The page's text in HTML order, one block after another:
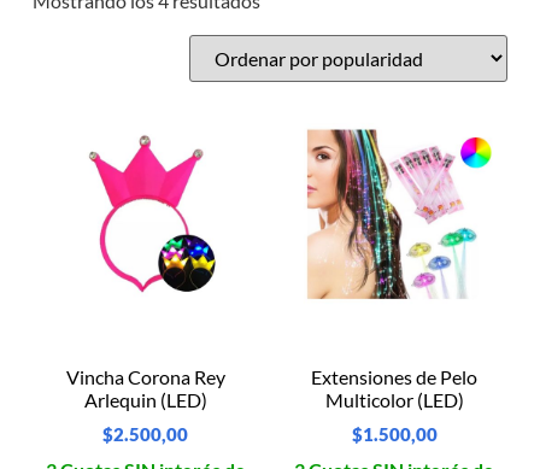
Vincha Corona Rey
Arlequin (LED)
$2.500,00
Extensiones de Pelo
Multicolor (LED)
$1.500,00